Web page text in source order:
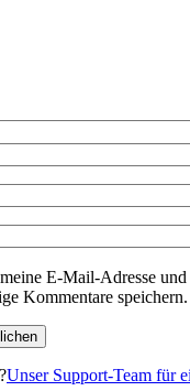
E-Mail-Adresse und
Kommentare speichern.
Unser Support-Team für